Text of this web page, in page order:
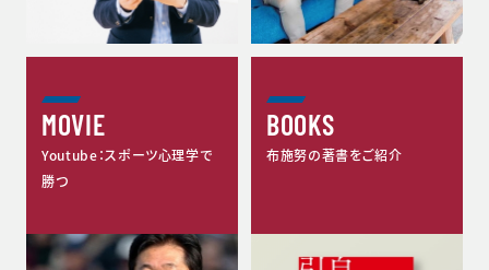
MOVIE
Youtube：スポーツ心理学で
勝つ
BOOKS
布施努の著書をご紹介